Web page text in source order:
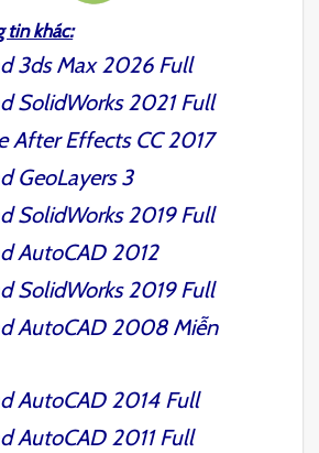
tin khác:
3ds Max 2026Full
SolidWorks 2021Full
After Effects CC 2017
GeoLayers 3
SolidWorks 2019Full
AutoCAD 2012
SolidWorks 2019Full
AutoCAD 2008Miễn
AutoCAD 2014Full
AutoCAD 2011Full